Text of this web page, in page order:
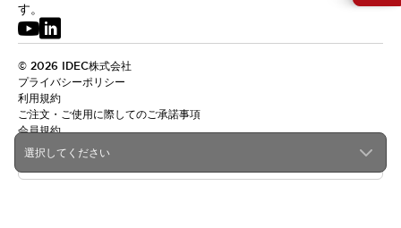
選択してください
す。
© 2026 IDEC株式会社
プライバシーポリシー
利用規約
ご注文・ご使用に際してのご承諾事項
会員規約
日本